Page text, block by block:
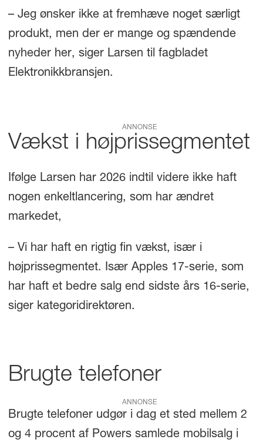
– Jeg ønsker ikke at fremhæve noget særligt
produkt, men der er mange og spændende
nyheder her, siger Larsen til fagbladet
Elektronikkbransjen.
ANNONSE
Vækst i højprissegmentet
Ifølge Larsen har 2026 indtil videre ikke haft
nogen enkeltlancering, som har ændret
markedet,
– Vi har haft en rigtig fin vækst, især i
højprissegmentet. Især Apples 17-serie, som
har haft et bedre salg end sidste års 16-serie,
siger kategoridirektøren.
Brugte telefoner
ANNONSE
Brugte telefoner udgør i dag et sted mellem 2
og 4 procent af Powers samlede mobilsalg i